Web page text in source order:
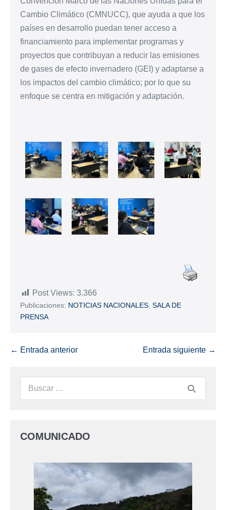
Cambio Climático (CMNUCC), que ayuda a que los
países en desarrollo puedan tener acceso a
financiamiento para implementar programas y
proyectos que contribuyan a reducir las emisiones
de gases de efecto invernadero (GEI) y adaptarse a
los impactos del cambio climático; por lo que su
enfoque se centra en mitigación y adaptación.
Post Views: 3.366
Publicaciones: NOTICIAS NACIONALES SALA DE
PRENSA
← Entrada anterior Entrada siguiente →
COMUNICADO